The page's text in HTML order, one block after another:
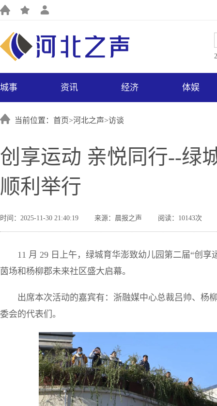
城事 资讯 经济 体娱
当前位置：首页>河北之声>访谈
创享运动 亲悦同行--绿
顺利举行
时间：2025-11-30 21:40:19 来源：晨报之声 阅读：10143次
11 月 29 日上午，绿城育华澎致幼儿园第二届“创
茵场和杨柳郡未来社区盛大启幕。
出席本次活动的嘉宾有：浙融媒中心总裁吕帅、杨
委会的代表们。